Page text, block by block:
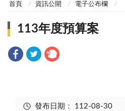
首頁 資訊公開 電子公布欄
113年度預算案
發布日期： 112-08-30